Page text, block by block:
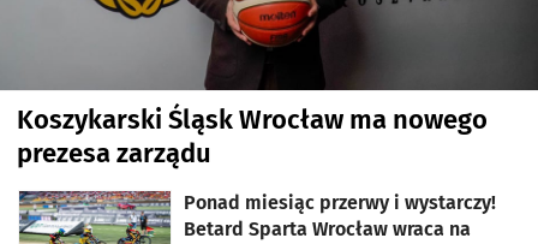
Koszykarski Śląsk Wrocław ma nowego
prezesa zarządu
Ponad miesiąc przerwy i wystarczy!
Betard Sparta Wrocław wraca na